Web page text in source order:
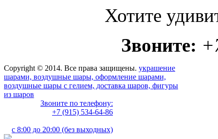
Хотите
Звоните:
Copyright © 2014. Все права защищены. украшение
шарами, воздушные шары, оформление шарами,
воздушные шары с гелием, доставка шаров, фигуры
из шаров
Звоните по телефону:
+7 (915) 534-64-86
с 8:00 до 20:00 (без выходных)